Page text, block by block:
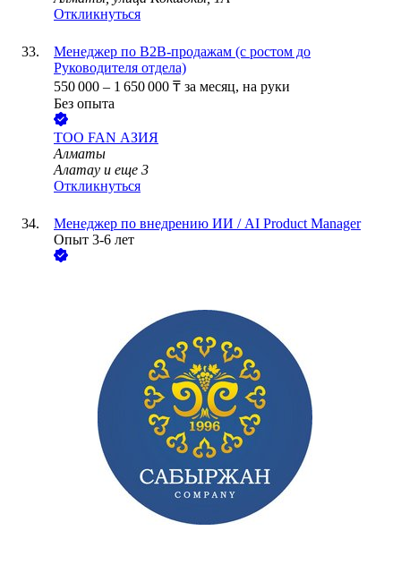
Откликнуться
Менеджер по B2B-продажам (с ростом до
Руководителя отдела)
550 000 – 1 650 000 ₸ за месяц, на руки
Без опыта
ТОО FAN АЗИЯ
Алматы
Алатау и еще 3
Откликнуться
Менеджер по внедрению ИИ / AI Product Manager
Опыт 3-6 лет